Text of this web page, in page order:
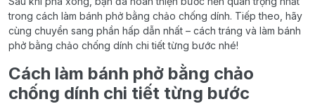
trong cách làm bánh phở bằng chảo chống dính. Tiếp theo, hãy
cùng chuyển sang phần hấp dẫn nhất – cách tráng và làm bánh
phở bằng chảo chống dính chi tiết từng bước nhé!
Cách làm bánh phở bằng chảo
chống dính chi tiết từng bước